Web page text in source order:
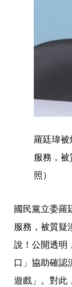
羅廷瑋被
服務，
照）
國民黨立委羅
服務，被質疑
說！公開透明
口」協助確認
遊戲」。對此